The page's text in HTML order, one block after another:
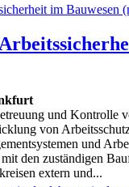
und Kontrolle
von
und
den zuständigen
extern und...